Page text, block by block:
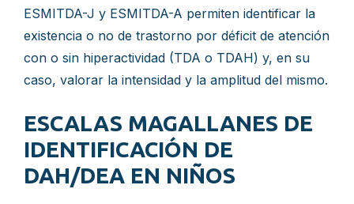
ESMITDA-J y ESMITDA-A permiten identificar la
existencia o no de trastorno por déficit de atención
con o sin hiperactividad (TDA o TDAH) y, en su
caso, valorar la intensidad y la amplitud del mismo.
ESCALAS MAGALLANES DE
IDENTIFICACIÓN DE
DAH/DEA EN NIÑOS